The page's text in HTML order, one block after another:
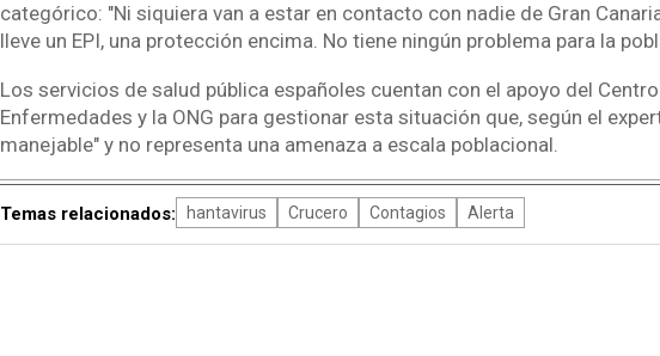
categórico: "Ni siquiera van a estar en contacto con nadie de Gran
lleve un EPI, una protección encima. No tiene ningún problema para la
Los servicios de salud pública españoles cuentan con el apoyo del
Enfermedades y la ONG para gestionar esta situación que, según el
manejable" y no representa una amenaza a escala poblacional.
Temas relacionados: hantavirus Crucero Contagios Alerta